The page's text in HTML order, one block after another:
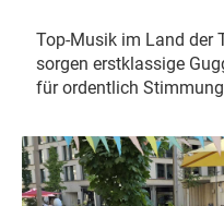
Top-Musik im Land der
sorgen erstklassige
für ordentlich